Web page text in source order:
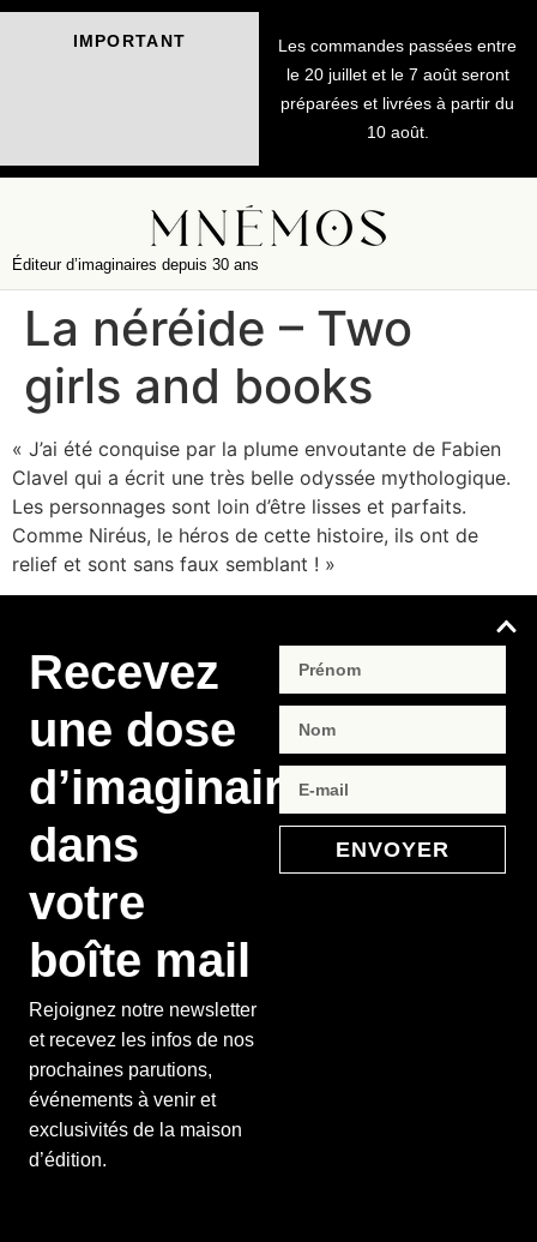
IMPORTANT
Les commandes passées entre
le 20 juillet et le 7 août seront
préparées et livrées à partir du
10 août.
Éditeur d’imaginaires depuis 30 ans
La néréide – Two
girls and books
« J’ai été conquise par la plume envoutante de Fabien
Clavel qui a écrit une très belle odyssée mythologique.
Les personnages sont loin d’être lisses et parfaits.
Comme Niréus, le héros de cette histoire, ils ont de
relief et sont sans faux semblant ! »
Recevez
une dose
d’imaginaire
dans
votre
boîte mail
Rejoignez notre newsletter
et recevez les infos de nos
prochaines parutions,
événements à venir et
exclusivités de la maison
d’édition.
ENVOYER